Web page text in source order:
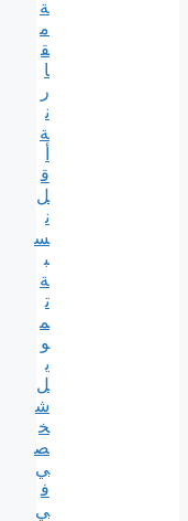
ة
م
ق
ا
ر
ن
ة
ق
ل
ن
س
ب
ة
ت
م
و
ي
ل
ش
خ
ص
ي
ف
ي